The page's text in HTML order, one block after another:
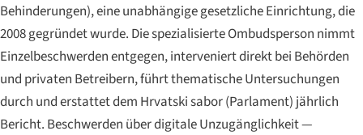
Behinderungen), eine unabhängige gesetzliche Einrichtung, die
2008 gegründet wurde. Die spezialisierte Ombudsperson nimmt
Einzelbeschwerden entgegen, interveniert direkt bei Behörden
und privaten Betreibern, führt thematische Untersuchungen
durch und erstattet dem Hrvatski sabor(Parlament) jährlich
Bericht. Beschwerden über digitale Unzugänglichkeit —